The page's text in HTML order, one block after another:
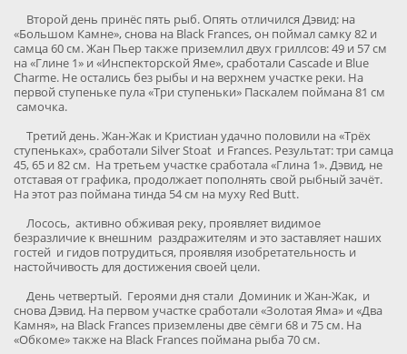
Второй день принёс пять рыб. Опять отличился Дэвид: на
«Большом Камне», снова на Black Frances, он поймал самку 82 и
самца 60 см. Жан Пьер также приземлил двух гриллсов: 49 и 57 см
на «Глине 1» и «Инспекторской Яме», сработали Cascade и Blue
Сharme. Не остались без рыбы и на верхнем участке реки. На
первой ступеньке пула «Три ступеньки» Паскалем поймана 81 см
самочка.
Третий день. Жан-Жак и Кристиан удачно половили на «Трёх
ступеньках», сработали Silver Stoat и Frances. Результат: три самца
45, 65 и 82 см. На третьем участке сработала «Глина 1». Дэвид, не
отставая от графика, продолжает пополнять свой рыбный зачёт.
На этот раз поймана тинда 54 см на муху Red Butt.
Лосось, активно обживая реку, проявляет видимое
безразличие к внешним раздражителям и это заставляет наших
гостей и гидов потрудиться, проявляя изобретательность и
настойчивость для достижения своей цели.
День четвертый. Героями дня стали Доминик и Жан-Жак, и
снова Дэвид. На первом участке сработали «Золотая Яма» и «Два
Камня», на Black Frances приземлены две сёмги 68 и 75 см. На
«Обкоме» также на Black Frances поймана рыба 70 см.